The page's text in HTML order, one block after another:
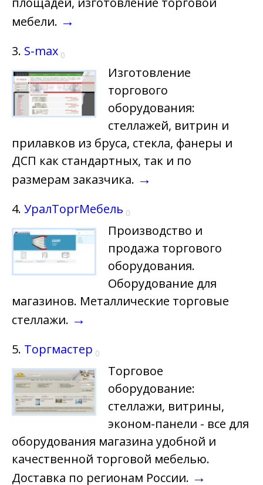
мебели. →
3. S-max 0
Изготовление
торгового
оборудования:
стеллажей, витрин и
прилавков из бруса, стекла, фанеры и
ДСП как стандартных, так и по
размерам заказчика. →
4. УралТоргМебель 0
Производство и
продажа торгового
оборудования.
Оборудование для
магазинов. Металлические торговые
стеллажи. →
5. Торгмастер 0
Торговое
оборудование:
стеллажи, витрины,
эконом-панели - все для
оборудования магазина удобной и
качественной торговой мебелью.
Доставка по регионам России. →